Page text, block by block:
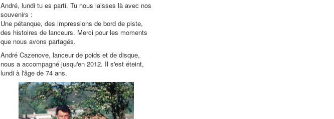
André, lundi tu es parti. Tu nous laisses là avec nos
souvenirs :
Une pétanque, des impressions de bord de piste,
des histoires de lanceurs. Merci pour les moments
que nous avons partagés.
André Cazenove, lanceur de poids et de disque,
nous a accompagné jusqu'en 2012. Il s'est éteint,
lundi à l'âge de 74 ans.